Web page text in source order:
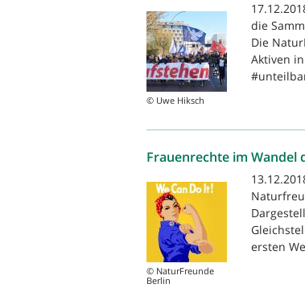
© Uwe Hiksch
die
Die
Aktiven
Frauenrechte im Wandel
© NaturFreunde
Berlin
ersten